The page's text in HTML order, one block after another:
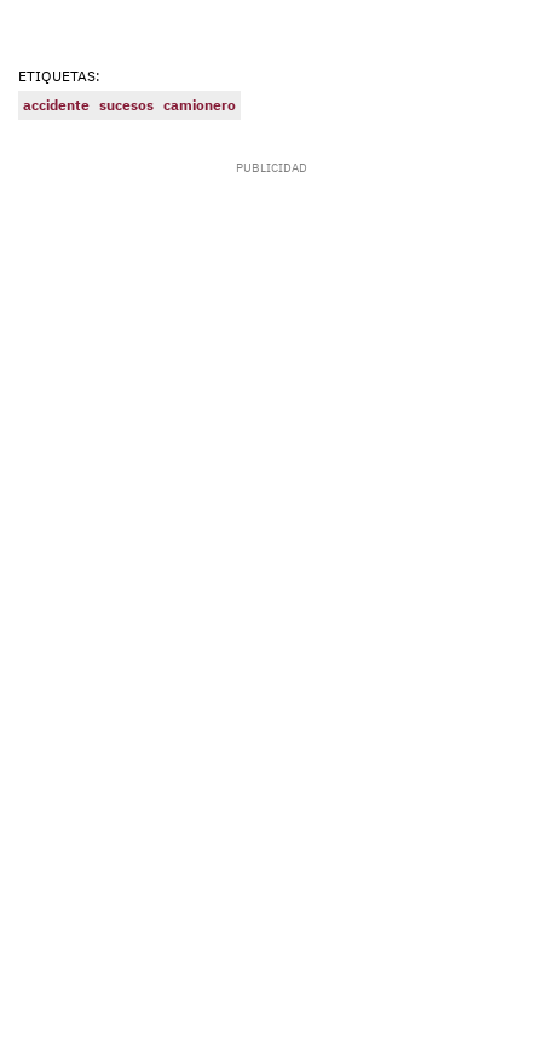
ETIQUETAS:
accidente sucesos camionero